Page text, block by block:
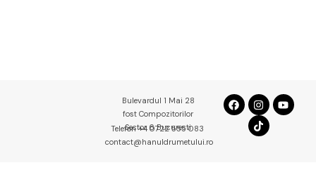
Bulevardul 1 Mai 28
fost Compozitorilor
Sector 6 Bucuresti
Telefon +4 0722 555 083
contact@hanuldrumetului.ro